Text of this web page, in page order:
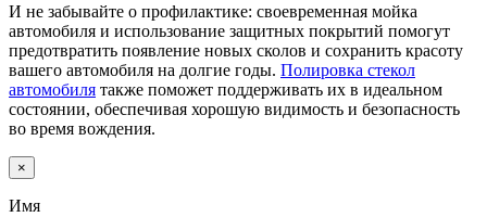
И не забывайте о профилактике: своевременная мойка
автомобиля и использование защитных покрытий помогут
предотвратить появление новых сколов и сохранить красоту
вашего автомобиля на долгие годы. Полировка стекол
автомобиля также поможет поддерживать их в идеальном
состоянии, обеспечивая хорошую видимость и безопасность
во время вождения.
×
Имя